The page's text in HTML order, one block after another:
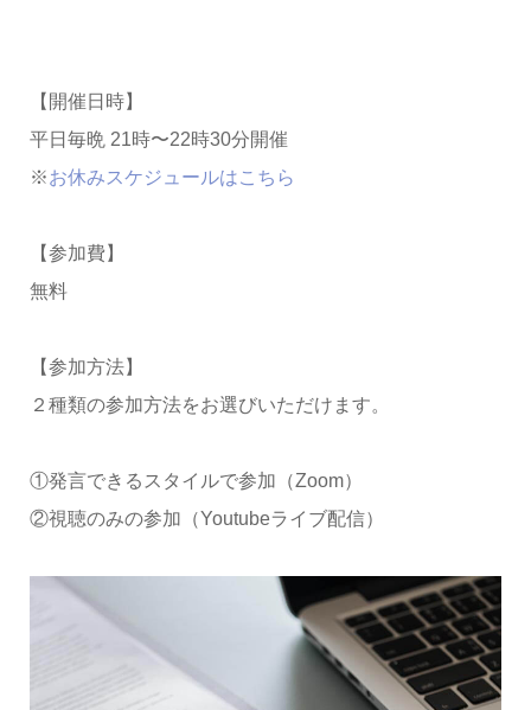
【開催日時】
平日毎晩 21時〜22時30分開催
※お休みスケジュールはこちら
【参加費】
無料
【参加方法】
２種類の参加方法をお選びいただけます。
①発言できるスタイルで参加（Zoom）
②視聴のみの参加（Youtubeライブ配信）